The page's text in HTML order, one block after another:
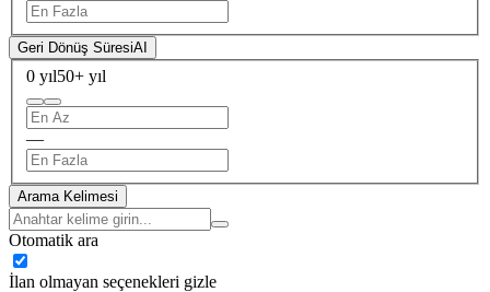
Geri Dönüş SüresiAI
0 yıl50+ yıl
—
Arama Kelimesi
Otomatik ara
İlan olmayan seçenekleri gizle